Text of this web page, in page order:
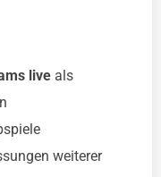
live als
weiterer